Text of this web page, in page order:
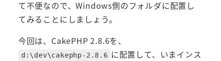
て不便なので、Windows側のフォルダに配置し
てみることにしましょう。
今回は、CakePHP 2.8.6を、
d:\dev\cakephp-2.8.6 に配置して、いまインス